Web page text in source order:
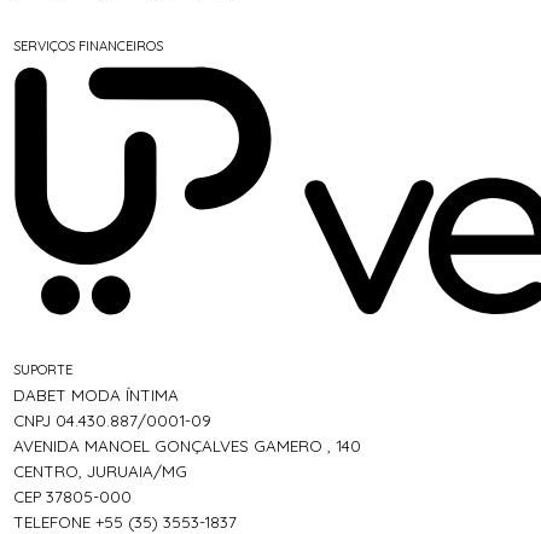
SERVIÇOS FINANCEIROS
SUPORTE
DABET MODA ÍNTIMA
CNPJ 04.430.887/0001-09
AVENIDA MANOEL GONÇALVES GAMERO , 140
CENTRO, JURUAIA/MG
CEP 37805-000
TELEFONE +55 (35) 3553-1837